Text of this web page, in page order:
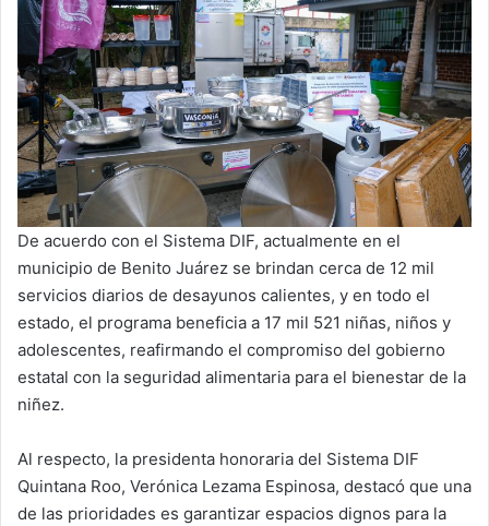
De acuerdo con el Sistema DIF, actualmente en el
municipio de Benito Juárez se brindan cerca de 12 mil
servicios diarios de desayunos calientes, y en todo el
estado, el programa beneficia a 17 mil 521 niñas, niños y
adolescentes, reafirmando el compromiso del gobierno
estatal con la seguridad alimentaria para el bienestar de la
niñez.
Al respecto, la presidenta honoraria del Sistema DIF
Quintana Roo, Verónica Lezama Espinosa, destacó que una
de las prioridades es garantizar espacios dignos para la